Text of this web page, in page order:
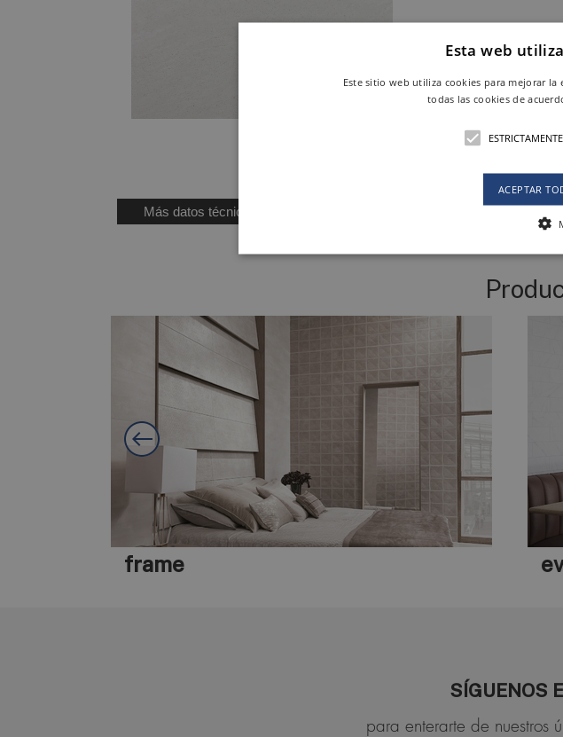
Más datos técnicos
frame
SÍGUENOS
para enterarte de nuestros
Esta web
Este sitio web utiliza cookies para mejorar
todas las cookies de
ACEPTAR